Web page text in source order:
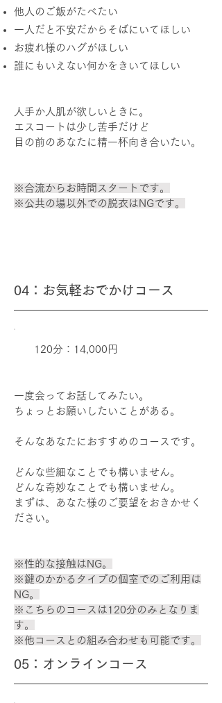
他人のご飯がたべたい
一人だと不安だからそばにいてほしい
お疲れ様のハグがほしい
誰にもいえない何かをきいてほしい
人手か人肌が欲しいときに。
エスコートは少し苦手だけど
目の前のあなたに精一杯向き合いたい。
※合流からお時間スタートです。
※公共の場以外での脱衣はNGです。
04：お気軽おでかけコース
120分：14,000円
一度会ってお話してみたい。
ちょっとお願いしたいことがある。​
そんなあなたにおすすめのコースです。
どんな些細なことでも構いません。
どんな奇妙なことでも構いません。
まずは、あなた様のご要望をおきかせく
ださい。
※性的な接触はNG。
※鍵のかかるタイプの個室でのご利用は
NG。
​※こちらのコースは120分のみとなりま
す。
※他コースとの組み合わせも可能です。
05：オンラインコース